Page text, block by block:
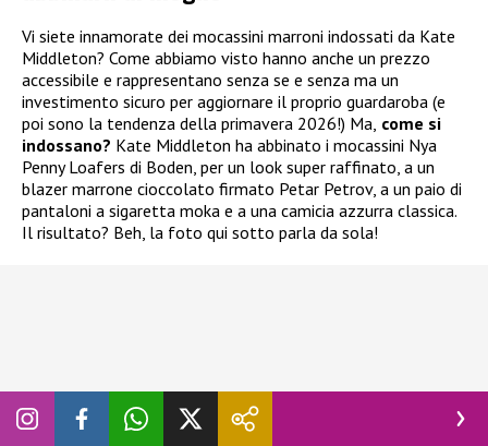
Vi siete innamorate dei mocassini marroni indossati da Kate
Middleton? Come abbiamo visto hanno anche un prezzo
accessibile e rappresentano senza se e senza ma un
investimento sicuro per aggiornare il proprio guardaroba (e
poi sono la tendenza della primavera 2026!) Ma, come si
indossano? Kate Middleton ha abbinato i mocassini Nya
Penny Loafers di Boden, per un look super raffinato, a un
blazer marrone cioccolato firmato Petar Petrov, a un paio di
pantaloni a sigaretta moka e a una camicia azzurra classica.
Il risultato? Beh, la foto qui sotto parla da sola!